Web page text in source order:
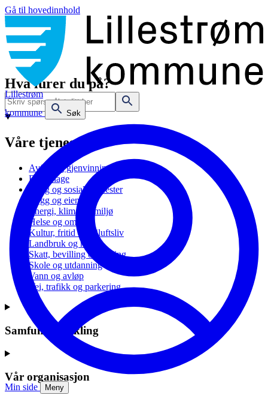
Gå til hovedinnhold
Lillestrøm
kommune
Søk
Min side Meny
Hva lurer du på?
Våre tjenester
Avfall og gjenvinning
Barnehage
Bolig og sosiale tjenester
Bygg og eiendom
Energi, klima og miljø
Helse og omsorg
Kultur, fritid og friluftsliv
Landbruk og natur
Skatt, bevilling og næring
Skole og utdanning
Vann og avløp
Vei, trafikk og parkering
Samfunnsutvikling
Vår organisasjon